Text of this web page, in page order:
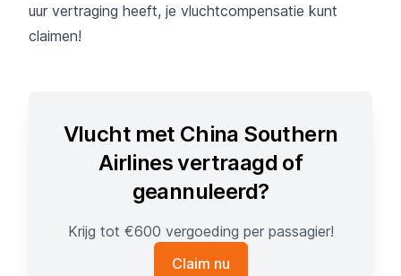
uur vertraging heeft, je vluchtcompensatie kunt
claimen!
Vlucht met China Southern
Airlines vertraagd of
geannuleerd?
Krijg tot €600 vergoeding per passagier!
Claim nu